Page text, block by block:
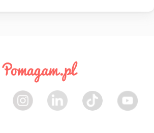
Instagram LinkedIn TikTok Youtube